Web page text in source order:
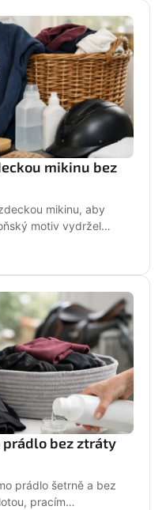
mikinu bez
mikinu, aby
motiv vydržel
prádlo bez ztráty
prádlo šetrně a bez
pracím